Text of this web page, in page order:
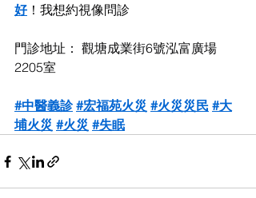
好 ！我想約視像問診
門診地址： 觀塘成業街6號泓富廣場
2205室
#中醫義診 #宏福苑火災 #火災災民 #大
埔火災 #火災 #失眠